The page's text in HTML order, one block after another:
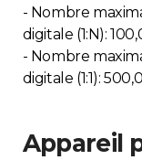
- Nombre
digitale (1:N):
- Nombre
digitale (1:1):
Appareil